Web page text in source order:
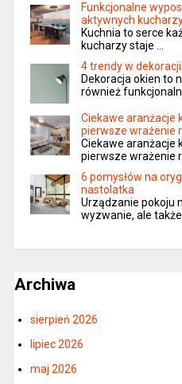
Funkcjonalne
aktywnych
Kuchnia to serce
kucharzy staje …
4 trendy w
Dekoracja okien to
również
Ciekawe aranżacje
pierwsze wrażenie
Ciekawe aranżacje
pierwsze wrażenie
6 pomysłów na
nastolatka
Urządzanie pokoju
wyzwanie, ale także
Archiwa
sierpień 2026
lipiec 2026
maj 2026